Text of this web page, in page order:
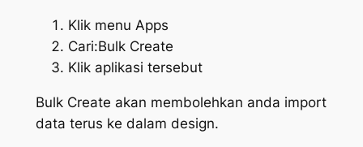
Klik menu Apps
Cari:Bulk Create
Klik aplikasi tersebut
Bulk Create akan membolehkan anda import
data terus ke dalam design.